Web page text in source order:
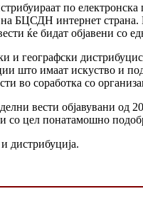
по
БЦСДН интернет страна.
ќе бидат објавени со
и географски
што имаат искуство и
во соработка со
вести објавувани
со цел понатамошно
дистрибуција.